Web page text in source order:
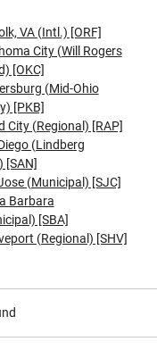
VA (Intl.) [ORF]
City (Will Rogers
[OKC]
(Mid-Ohio
[PKB]
City (Regional) [RAP]
(Lindberg
[SAN]
(Municipal) [SJC]
Barbara
[SBA]
(Regional) [SHV]